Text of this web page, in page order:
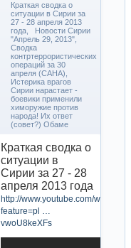
Краткая сводка о
ситуации в Сирии за
27 - 28 апреля 2013
года, Новости Сирии
"Апрель 29, 2013",
Сводка
контртеррористических
операций за 30
апреля (САНА),
Истерика врагов
Сирии нарастает -
боевики применили
химоружие против
народа! Их ответ
(совет?) Обаме
Краткая сводка о
ситуации в
Сирии за 27 - 28
апреля 2013 года
http://www.youtube.com/watch?
feature=pl …
vwoU8keXFs